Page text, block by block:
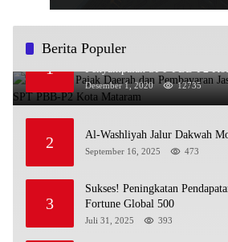
Berita Populer
1
Sosialisasi Pajak Daerah dan
Desember 1, 2020 12735
2 Al-Washliyah Jalur Dakwah
September 16, 2025 473
3
Sukses! Peningkatan
Fortune Global 500
Juli 31, 2025 393